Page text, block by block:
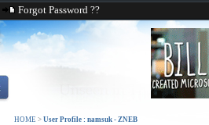
Forgot Password ??
HOME > User Profile : namsuk - ZNEB